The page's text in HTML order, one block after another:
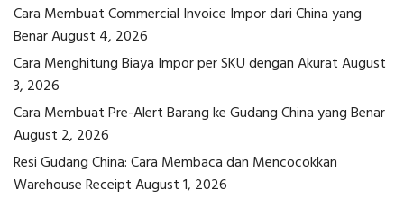
Cara Membuat Commercial Invoice Impor dari China yang
BenarAugust 4, 2026
Cara Menghitung Biaya Impor per SKU dengan AkuratAugust
3, 2026
Cara Membuat Pre-Alert Barang ke Gudang China yang Benar
August 2, 2026
Resi Gudang China: Cara Membaca dan Mencocokkan
Warehouse ReceiptAugust 1, 2026